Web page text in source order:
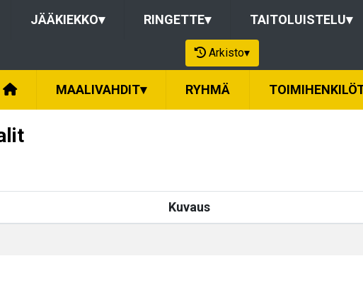
JÄÄKIEKKO▾ RINGETTE▾ TAITOLUISTELU▾
Arkisto▾
MAALIVAHDIT▾ RYHMÄ
Kuvaus